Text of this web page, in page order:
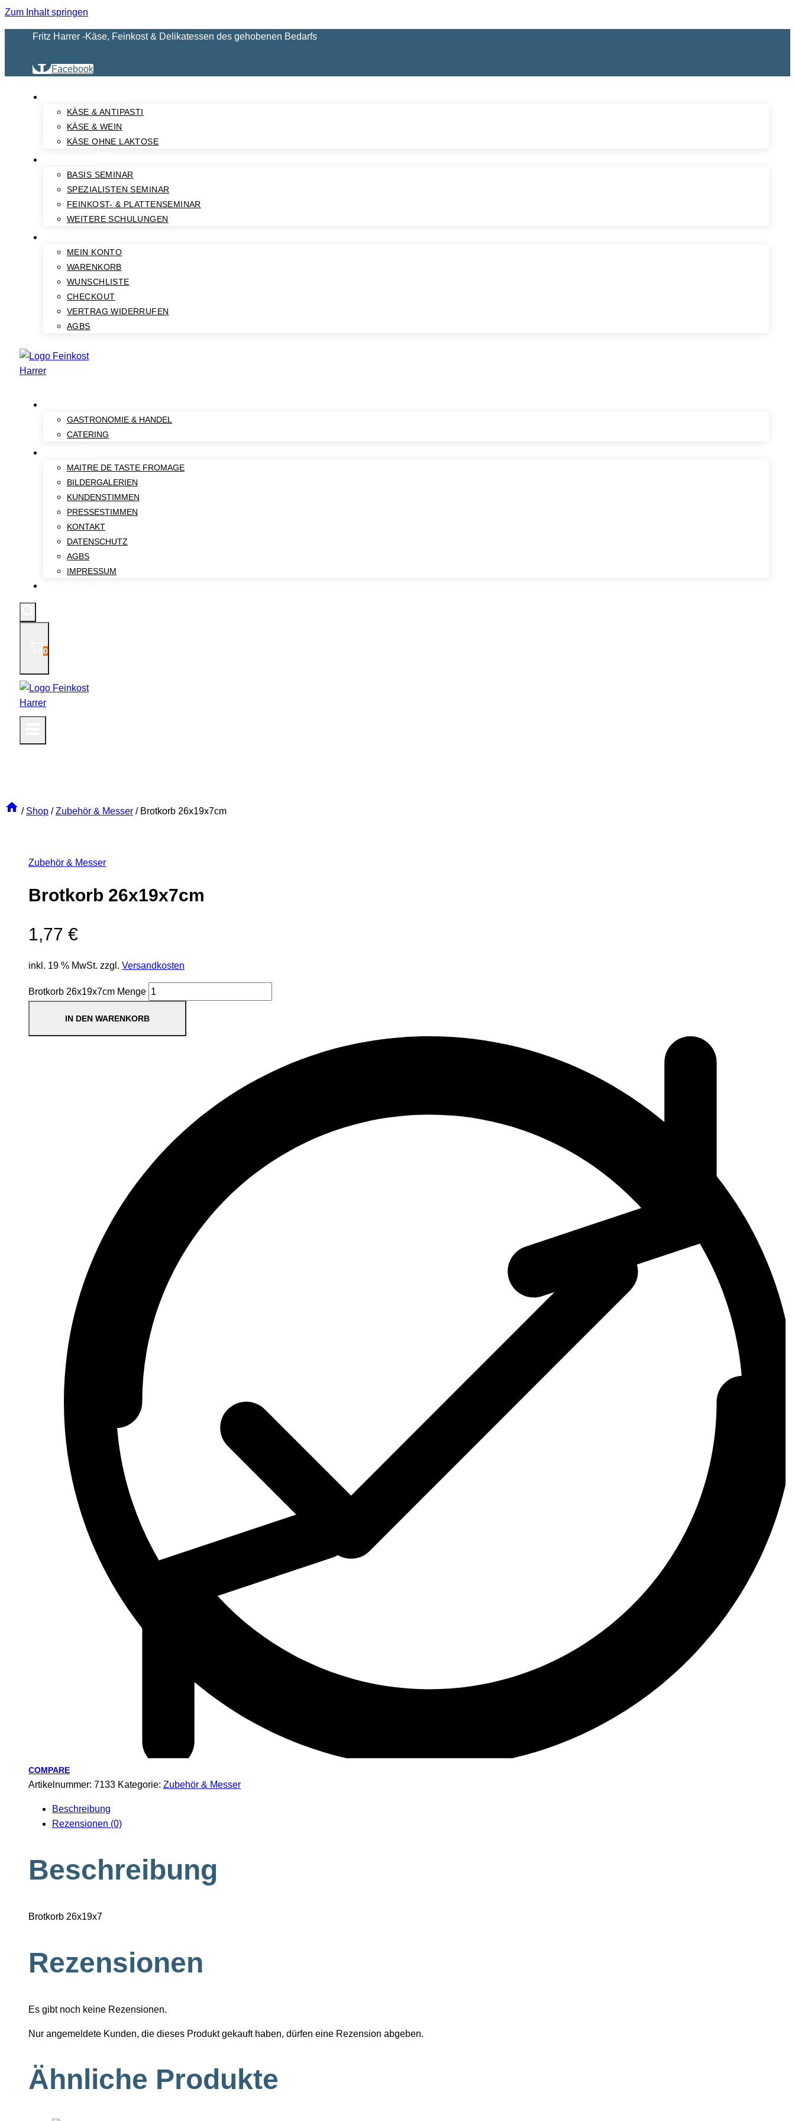
Zum Inhalt springen
Fritz Harrer -Käse, Feinkost & Delikatessen des gehobenen Bedarfs
Facebook
KÄSE & ANTIPASTI
KÄSE & WEIN
KÄSE OHNE LAKTOSE
BASIS SEMINAR
SPEZIALISTEN SEMINAR
FEINKOST- & PLATTENSEMINAR
WEITERE SCHULUNGEN
MEIN KONTO
WARENKORB
WUNSCHLISTE
CHECKOUT
VERTRAG WIDERRUFEN
AGBS
GASTRONOMIE & HANDEL
CATERING
MAITRE DE TASTE FROMAGE
BILDERGALERIEN
KUNDENSTIMMEN
PRESSESTIMMEN
KONTAKT
DATENSCHUTZ
AGBS
IMPRESSUM
0
/ Shop / Zubehör & Messer / Brotkorb 26x19x7cm
Zubehör & Messer
Brotkorb 26x19x7cm
1,77 €
inkl. 19 % MwSt. zzgl. Versandkosten
Brotkorb 26x19x7cm Menge
IN DEN WARENKORB
COMPARE
Artikelnummer: 7133 Kategorie: Zubehör & Messer
Beschreibung
Rezensionen (0)
Beschreibung
Brotkorb 26x19x7
Rezensionen
Es gibt noch keine Rezensionen.
Nur angemeldete Kunden, die dieses Produkt gekauft haben, dürfen eine Rezension abgeben.
Ähnliche Produkte